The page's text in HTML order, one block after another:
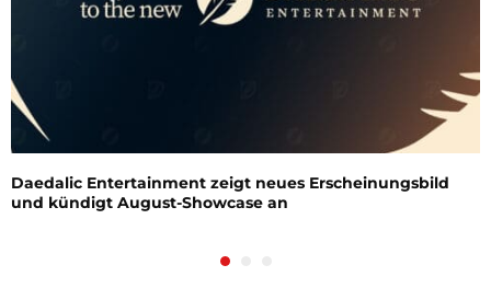
Daedalic Entertainment zeigt neues Erscheinungsbild
und kündigt August-Showcase an